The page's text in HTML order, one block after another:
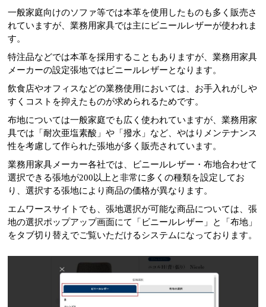
一般家庭向けのソファ等では本革を使用したものも多く販売さ
れていますが、業務用家具では主にビニールレザーが使われま
す。
特注品などでは本革を採用することもありますが、業務用家具
メーカーの設定張地ではビニールレザーとなります。
飲食店やオフィスなどの業務使用においては、お手入れがしや
すくコストを抑えたものが求められるためです。
布地については一般家庭でも広く使われていますが、業務用家
具では「耐次亜塩素酸」や「撥水」など、やはりメンテナンス
性を考慮して作られた張地が多く販売されています。
業務用家具メーカー各社では、ビニールレザー・布地合わせて
選択できる張地が200以上と非常に多くの種類を設定してお
り、選択する張地により商品の価格が異なります。
エムワースサイトでも、張地選択が可能な商品については、張
地の選択ポップアップ画面にて「ビニールレザー」と「布地」
をタブ切り替えでご覧いただけるシステムになっております。